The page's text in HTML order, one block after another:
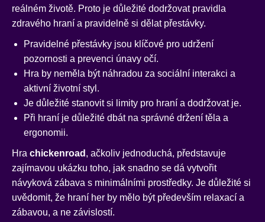
reálném životě. Proto je důležité dodržovat pravidla
zdravého hraní a pravidelně si dělat přestávky.
Pravidelné přestávky jsou klíčové pro udržení
pozornosti a prevenci únavy očí.
Hra by neměla být náhradou za sociální interakci a
aktivní životní styl.
Je důležité stanovit si limity pro hraní a dodržovat je.
Při hraní je důležité dbát na správné držení těla a
ergonomii.
Hra chickenroad , ačkoliv jednoduchá, představuje
zajímavou ukázku toho, jak snadno se dá vytvořit
návyková zábava s minimálními prostředky. Je důležité si
uvědomit, že hraní her by mělo být především relaxací a
zábavou, a ne závislostí.